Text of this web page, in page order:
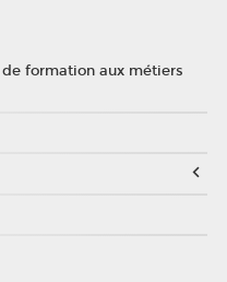
formation aux métiers